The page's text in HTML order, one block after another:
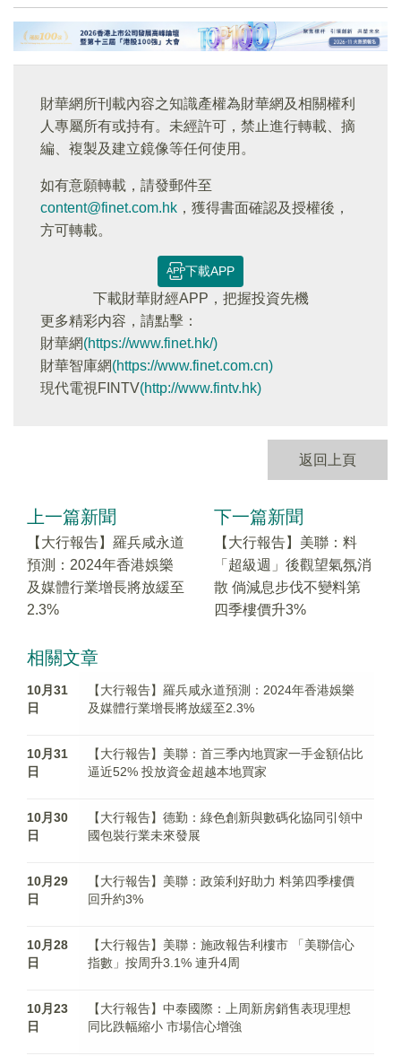
財華網所刊載內容之知識產權為財華網及相關權利
人專屬所有或持有。未經許可，禁止進行轉載、摘
編、複製及建立鏡像等任何使用。
如有意願轉載，請發郵件至
content@finet.com.hk ，獲得書面確認及授權後，
方可轉載。
下載APP
下載財華財經APP，把握投資先機
更多精彩内容，請點擊：
財華網(https://www.finet.hk/)
財華智庫網(https://www.finet.com.cn)
現代電視FINTV(http://www.fintv.hk)
返回上頁
上一篇新聞
【大行報告】羅兵咸永道
預測：2024年香港娛樂
及媒體行業增長將放緩至
2.3%
下一篇新聞
【大行報告】美聯：料
「超級週」後觀望氣氛消
散 倘減息步伐不變料第
四季樓價升3%
相關文章
10月31
日
【大行報告】羅兵咸永道預測：2024年香港娛樂
及媒體行業增長將放緩至2.3%
10月31
日
【大行報告】美聯：首三季內地買家一手金額佔比
逼近52% 投放資金超越本地買家
10月30
日
【大行報告】德勤：綠色創新與數碼化協同引領中
國包裝行業未來發展
10月29
日
【大行報告】美聯：政策利好助力 料第四季樓價
回升約3%
10月28
日
【大行報告】美聯：施政報告利樓市 「美聯信心
指數」按周升3.1% 連升4周
10月23
日
【大行報告】中泰國際：上周新房銷售表現理想
同比跌幅縮小 市場信心增強